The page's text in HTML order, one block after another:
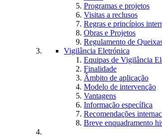
Programas e projetos
Visitas a reclusos
Regras e princípios
Obras e Projetos
Regulamento de
Vigilância Eletrónica
Equipas de Vigilância
Finalidade
Âmbito de aplicação
Modelo de intervenção
Vantagens
Informação específica
Recomendações
Breve enquadramento